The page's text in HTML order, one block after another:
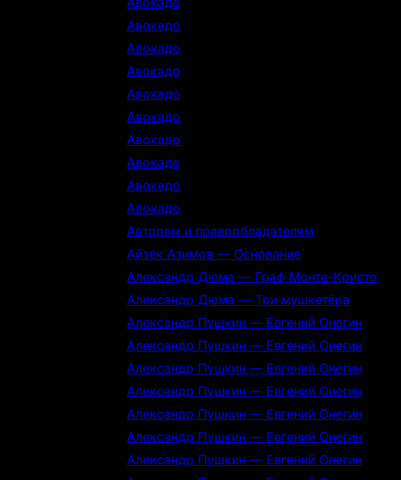
Авокадо
Авокадо
Авокадо
Авокадо
Авокадо
Авокадо
Авокадо
Авокадо
Авокадо
Авторам и правообладателям
Айзек Азимов — Основание
Александр Дюма — Граф Монте-Кристо
Александр Дюма — Три мушкетёра
Александр Пушкин — Евгений Онегин
Александр Пушкин — Евгений Онегин
Александр Пушкин — Евгений Онегин
Александр Пушкин — Евгений Онегин
Александр Пушкин — Евгений Онегин
Александр Пушкин — Евгений Онегин
Александр Пушкин — Евгений Онегин